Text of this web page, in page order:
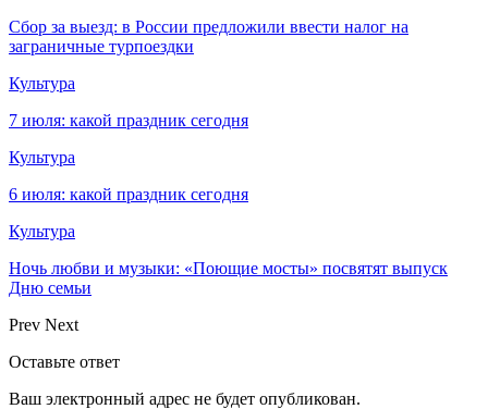
Сбор за выезд: в России предложили ввести налог на
заграничные турпоездки
Культура
7 июля: какой праздник сегодня
Культура
6 июля: какой праздник сегодня
Культура
Ночь любви и музыки: «Поющие мосты» посвятят выпуск
Дню семьи
Prev Next
Оставьте ответ
Ваш электронный адрес не будет опубликован.